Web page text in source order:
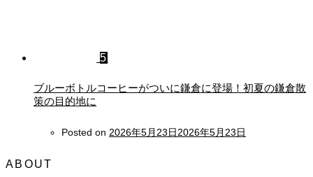
5
ブルーボトルコーヒーがついに鎌倉に登場！初夏の鎌倉散
策の目的地に
Posted on 2026年5月23日2026年5月23日
ABOUT